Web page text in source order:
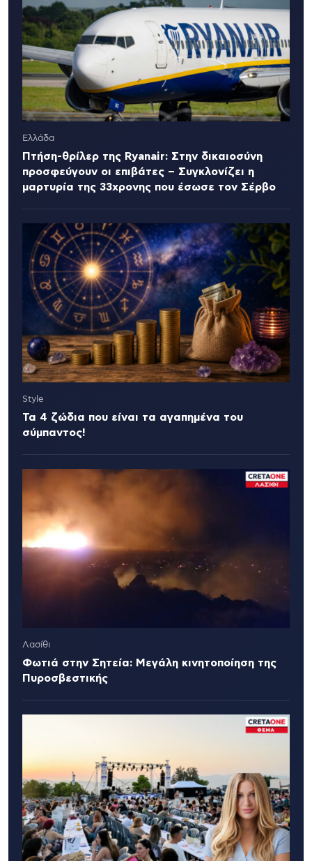
Ελλάδα
Πτήση-θρίλερ της Ryanair: Στην δικαιοσύνη
προσφεύγουν οι επιβάτες – Συγκλονίζει η
μαρτυρία της 33χρονης που έσωσε τον Σέρβο
Style
Τα 4 ζώδια που είναι τα αγαπημένα του
σύμπαντος!
Λασίθι
Φωτιά στην Σητεία: Μεγάλη κινητοποίηση της
Πυροσβεστικής